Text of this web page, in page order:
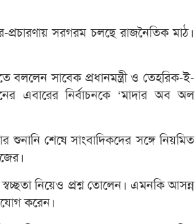
প্রচারণায় সরগরম চলছে রাজনৈতিক মাঠ।
বললেন সাবেক প্রধানমন্ত্রী ও তেহরিক-ই-
এবারের নির্বাচনকে ‘মাদার অব অল
শুনানি শেষে সাংবাদিকদের সঙ্গে নিয়মিত
নিয়েও প্রশ্ন তোলেন। এমনকি আসন্ন
করেন।